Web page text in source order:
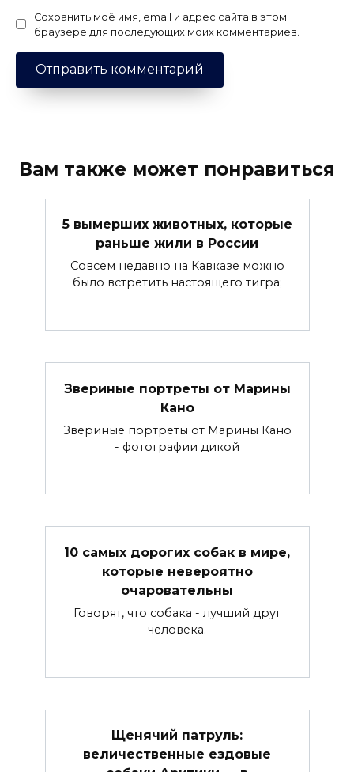
Сохранить моё имя, email и адрес сайта в этом
браузере для последующих моих комментариев.
Вам также может понравиться
5 вымерших животных, которые
раньше жили в России
Совсем недавно на Кавказе можно
было встретить настоящего тигра;
Звериные портреты от Марины
Кано
Звериные портреты от Марины Кано
- фотографии дикой
10 самых дорогих собак в мире,
которые невероятно
очаровательны
Говорят, что собака - лучший друг
человека.
Щенячий патруль:
величественные ездовые